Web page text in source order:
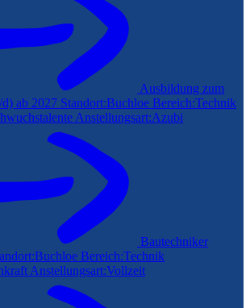
Ausbildung zum
ab 2027 Standort:Buchloe Bereich:Technik
Anstellungsart:Azubi
Bautechniker
Buchloe Bereich:Technik
Anstellungsart:Vollzeit